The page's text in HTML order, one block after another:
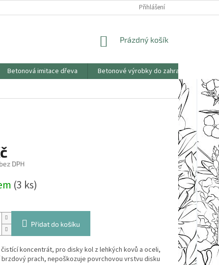
PODMÍNKY OCHRANY
Přihlášení
NÁKUPNÍ
Prázdný košík
Betonová imitace dřeva Betonové výrobky do zahrad
DPH
(3 ks)
Přidat do košíku
koncentrát, pro disky kol z lehkých kovů a oceli,
prach, nepoškozuje povrchovou vrstvu disku